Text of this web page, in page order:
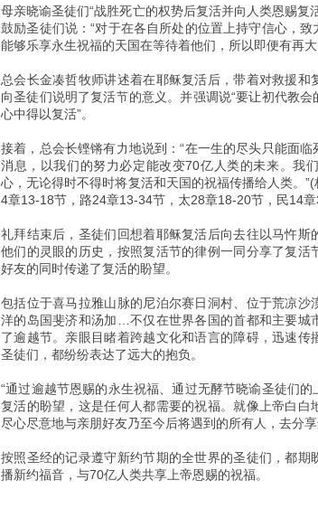
母亲晓谕圣徒们“战胜死亡的权势后复活并向人类恩赐复
鼓励圣徒们说：“对于在各自所处的位置上持守信心，致
能够乐享永生祝福的天国在等待着他们，所以即便有再大
总会长金凑哲牧师讲述着在耶稣复活后，带着对救援和
向圣徒们说明了复活节的意义。并强调说“要让初代教
心中得以复活”。
接着，总会长铿锵有力地说到：“在一生的尽头只能面
消息，以我们的努力必定能改变70亿人类的未来。我
心，无论得时不得时将复活和天国的祝福传播给人类。
4章13-18节，路24章13-34节，太28章18-20节，民14章
礼拜结束后，圣徒们回想着耶稣复活后向去往以马忤斯
他们的灵眼的历史，按照复活节的律例一同分享了复活
好友的同时传递了复活的盼望。
包括位于喜马拉雅山脉的尼泊尔赛日洞村、位于荒凉
洋的岛国斐济和汤加…不仅在世界各国的首都和主要城
了逾越节。亲眼目睹着跨越文化和语言的障碍，迅速
圣徒们，都纷纷表达了远大的抱负。
“通过逾越节恩赐的永生祝福、通过无酵节晓谕圣徒们
复活的盼望，这是任何人都需要的祝福。就像上帝白
尽心尽意地与亲朋好友乃至今后将遇到的所有人，去分享
按照圣经的记录遵守新约节期的全世界的圣徒们，都
播新约福音，与70亿人类共享上帝恩赐的祝福。